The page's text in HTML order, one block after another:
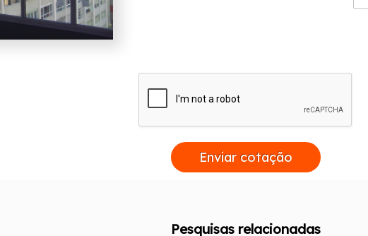
Enviar cotação
Pesquisas relacionadas